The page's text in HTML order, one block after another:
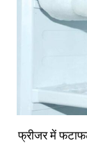
फ्रीजर में